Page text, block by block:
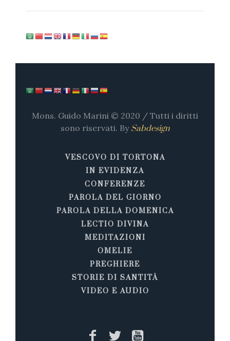
Mons. Guido Marini © 2020 / Tutti i diritti
sono riservati. By Sabdesign
VESCOVO DI TORTONA
IN EVIDENZA
CONFERENZE
PAROLA DEL GIORNO
PAROLA DELLA DOMENICA
LECTIO DIVINA
MEDITAZIONI
OMELIE
PREGHIERE
STORIE DI SANTITÀ
VIDEO E AUDIO